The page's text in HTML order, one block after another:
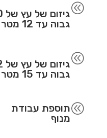
@
גבוה עד 12 מטר גובה
@
גבוה עד 15 מטר גובה
@תוספת עבודת
מנוף